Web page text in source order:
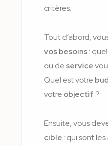
critères.
Tout d’abord,
vos besoins:
ou de service
Quel est votre
votre objectif?
Ensuite, vous
cible : qui sont les